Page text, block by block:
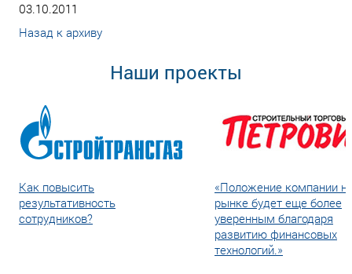
03.10.2011
Назад к архиву
Наши проекты
Как повысить
результативность
сотрудников?
«Положение компании
рынке будет еще более
уверенным благодаря
развитию финансовых
технологий.»